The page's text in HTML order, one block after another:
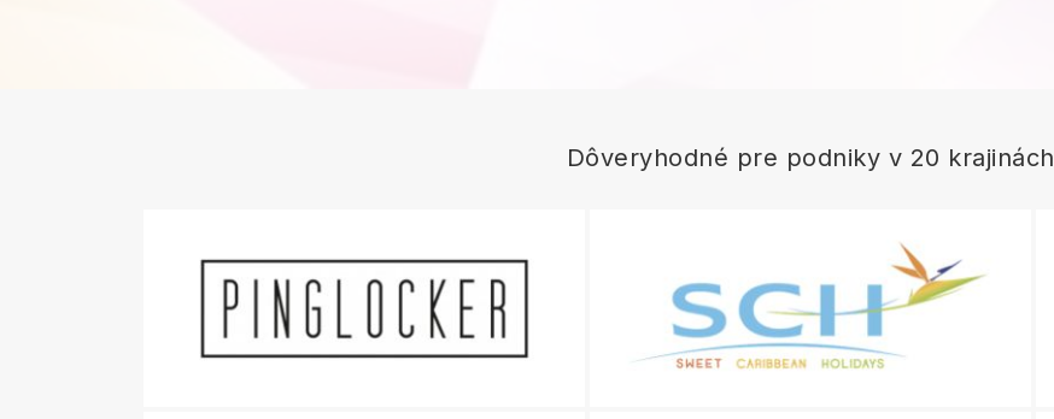
Dôveryhodné pre podniky v 20 krajinách